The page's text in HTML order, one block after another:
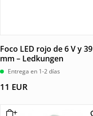
Foco LED rojo de 6 V y 39
mm – Ledkungen
Entrega en 1-2 días
11 EUR